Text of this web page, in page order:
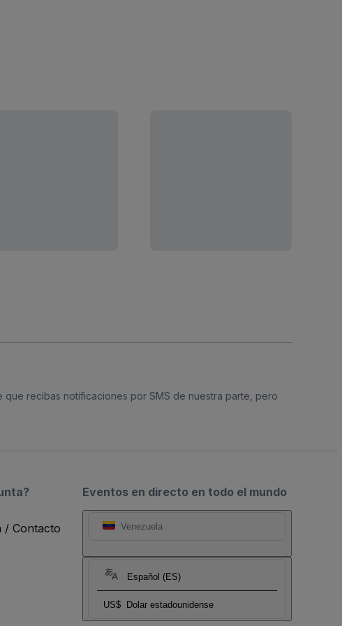
que recibas notificaciones por SMS de nuestra parte, pero
Eventos en directo en todo el mundo
Venezuela
Español (ES)
US$ Dolar estadounidense
/ Contacto